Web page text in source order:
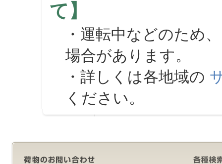
て】
・運転中などのため
場合があります。
・詳しくは各地域の
ください。